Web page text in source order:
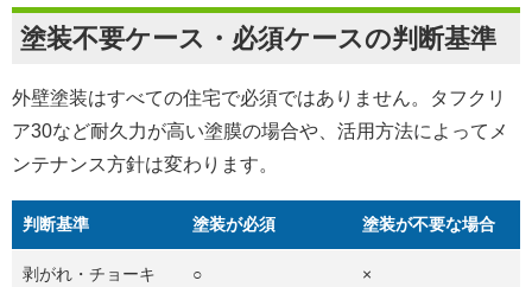
塗装不要ケース・必須ケースの判断基準
外壁塗装はすべての住宅で必須ではありません。タフクリ
ア30など耐久力が高い塗膜の場合や、活用方法によってメ
ンテナンス方針は変わります。
判断基準 塗装が必須 塗装が不要な場合
剥がれ・チョーキ
○ ×